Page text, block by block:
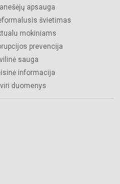
apsauga
švietimas
mokiniams
prevencija
sauga
informacija
duomenys